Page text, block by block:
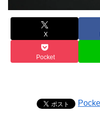
X
Pocket